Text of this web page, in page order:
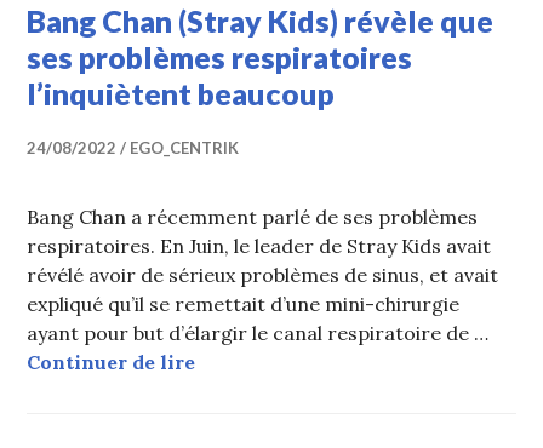
Bang Chan (Stray Kids) révèle que
ses problèmes respiratoires
l’inquiètent beaucoup
24/08/2022 EGO_CENTRIK
Bang Chan a récemment parlé de ses problèmes
respiratoires. En Juin, le leader de Stray Kids avait
révélé avoir de sérieux problèmes de sinus, et avait
expliqué qu’il se remettait d’une mini-chirurgie
ayant pour but d’élargir le canal respiratoire de …
Continuer de lireBang Chan (Stray Kids) révèle que